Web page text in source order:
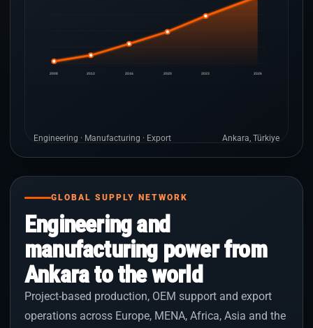
2008 2012 2016 2020 2023 2026
Engineering · Manufacturing · Export Ankara, Türkiye
GLOBAL SUPPLY NETWORK
Engineering and
manufacturing power from
Ankara to the world
Project-based production, OEM support and export
operations across Europe, MENA, Africa, Asia and the